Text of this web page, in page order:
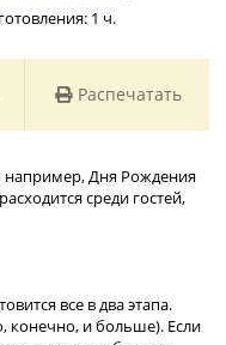
1 ч.
Распечатать
например, Дня Рождения
среди гостей,
все в два этапа.
конечно, и больше). Если